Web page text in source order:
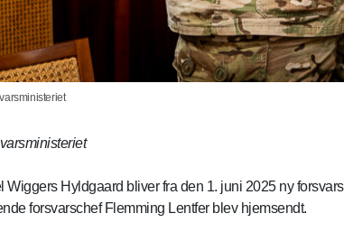
Wiggers Hyldgaard bliver fra den 1. juni 2025 ny
forsvarschef Flemming Lentfer blev hjemsendt.